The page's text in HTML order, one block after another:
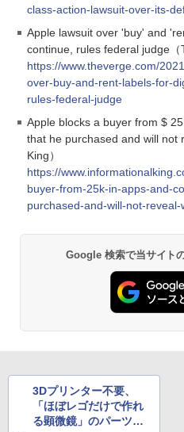
class-action-lawsuit-over-its-
Apple lawsuit over 'buy' and
continue, rules federal judge（
https://www.theverge.com/
over-buy-and-rent-labels-for-
rules-federal-judge
Apple blocks a buyer from $
that he purchased and will not
King）
https://
buyer-from-25k-in-apps-and-
purchased-and-will-not-reveal-
Google 検索で当サイト
3Dプリンター不要、
「ほぼレゴだけで作れ
る顕微鏡」のパーツリ